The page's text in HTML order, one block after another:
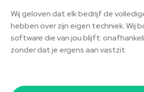
Wij geloven dat elk bedrijf de
hebben over zijn eigen techniek. Wij
software die van jou blijft:
zonder dat je ergens aan vastzit.